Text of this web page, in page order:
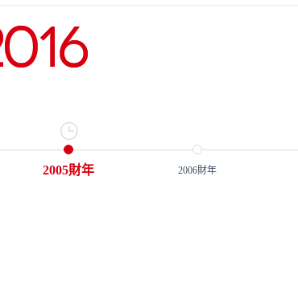
2005財年 2006財年